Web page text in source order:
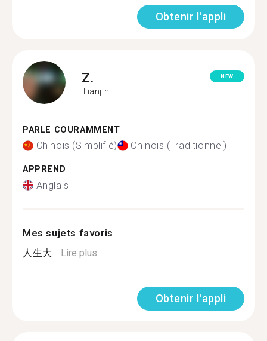
Obtenir l'appli
Z.
Tianjin
NEW
PARLE COURAMMENT
Chinois (Simplifié) Chinois (Traditionnel)
APPREND
Anglais
Mes sujets favoris
人生大... Lire plus
Obtenir l'appli